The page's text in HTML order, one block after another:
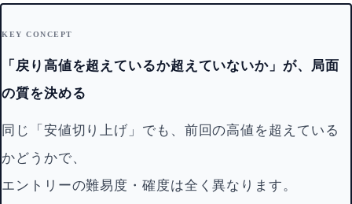
KEY CONCEPT
「戻り高値を超えているか超えていないか」が、局面
の質を決める
同じ「安値切り上げ」でも、前回の高値を超えている
かどうかで、
エントリーの難易度・確度は全く異なります。